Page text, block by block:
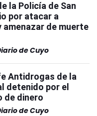
la Policía de San
por atacar a
amenazar de muerte
de Cuyo
Antidrogas de la
detenido por el
de dinero
de Cuyo